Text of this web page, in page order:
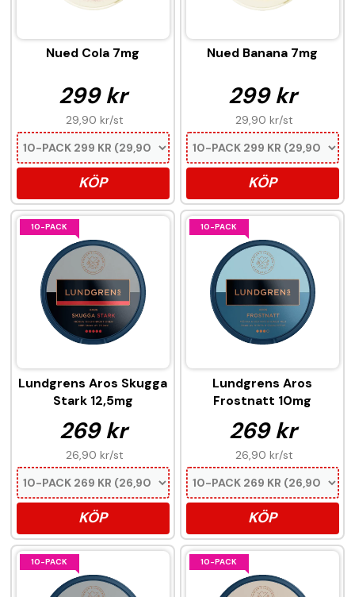
Nued Cola 7mg
299 kr
29,90 kr/st
KÖP
Nued Banana 7mg
299 kr
29,90 kr/st
KÖP
10-PACK
Lundgrens Aros Skugga
Stark 12,5mg
269 kr
26,90 kr/st
KÖP
10-PACK
Lundgrens Aros
Frostnatt 10mg
269 kr
26,90 kr/st
KÖP
10-PACK 10-PACK